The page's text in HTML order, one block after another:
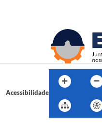
Acessibilidade